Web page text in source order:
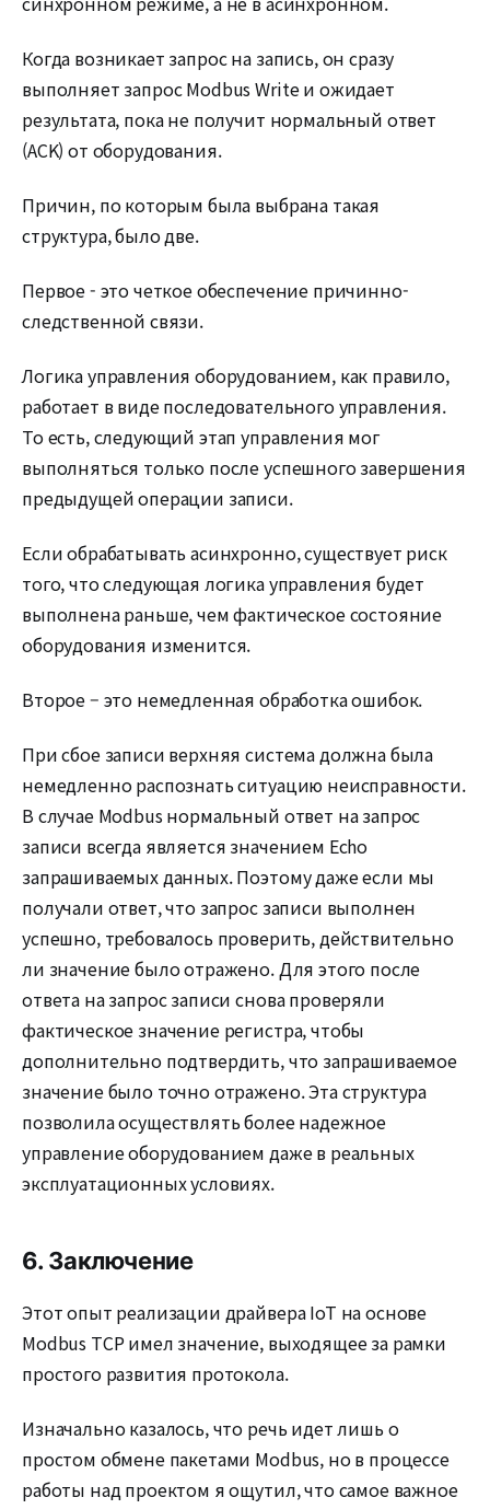
Когда возникает запрос на запись, он сразу
выполняет запрос Modbus Write и ожидает
результата, пока не получит нормальный ответ
(ACK) от оборудования.
Причин, по которым была выбрана такая
структура, было две.
Первое - это четкое обеспечение причинно-
следственной связи.
Логика управления оборудованием, как правило,
работает в виде последовательного управления.
То есть, следующий этап управления мог
выполняться только после успешного завершения
предыдущей операции записи.
Если обрабатывать асинхронно, существует риск
того, что следующая логика управления будет
выполнена раньше, чем фактическое состояние
оборудования изменится.
Второе – это немедленная обработка ошибок.
При сбое записи верхняя система должна была
немедленно распознать ситуацию неисправности.
В случае Modbus нормальный ответ на запрос
записи всегда является значением Echo
запрашиваемых данных. Поэтому даже если мы
получали ответ, что запрос записи выполнен
успешно, требовалось проверить, действительно
ли значение было отражено. Для этого после
ответа на запрос записи снова проверяли
фактическое значение регистра, чтобы
дополнительно подтвердить, что запрашиваемое
значение было точно отражено. Эта структура
позволила осуществлять более надежное
управление оборудованием даже в реальных
эксплуатационных условиях.
6. Заключение
Этот опыт реализации драйвера IoT на основе
Modbus TCP имел значение, выходящее за рамки
простого развития протокола.
Изначально казалось, что речь идет лишь о
простом обмене пакетами Modbus, но в процессе
работы над проектом я ощутил, что самое важное